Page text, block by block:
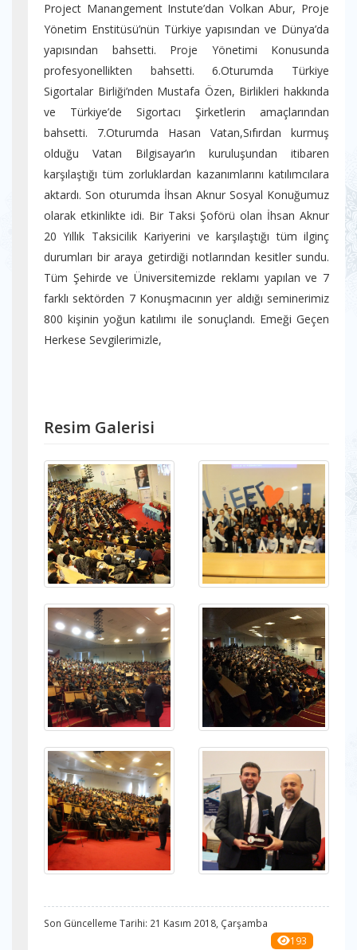
Project Manangement Instute’dan Volkan Abur, Proje
Yönetim Enstitüsü’nün Türkiye yapısından ve Dünya’da
yapısından bahsetti. Proje Yönetimi Konusunda
profesyonellikten bahsetti. 6.Oturumda Türkiye
Sigortalar Birliği’nden Mustafa Özen, Birlikleri hakkında
ve Türkiye’de Sigortacı Şirketlerin amaçlarından
bahsetti. 7.Oturumda Hasan Vatan,Sıfırdan kurmuş
olduğu Vatan Bilgisayar’ın kuruluşundan itibaren
karşılaştığı tüm zorluklardan kazanımlarını katılımcılara
aktardı. Son oturumda İhsan Aknur Sosyal Konuğumuz
olarak etkinlikte idi. Bir Taksi Şoförü olan İhsan Aknur
20 Yıllık Taksicilik Kariyerini ve karşılaştığı tüm ilginç
durumları bir araya getirdiği notlarından kesitler sundu.
Tüm Şehirde ve Üniversitemizde reklamı yapılan ve 7
farklı sektörden 7 Konuşmacının yer aldığı seminerimiz
800 kişinin yoğun katılımı ile sonuçlandı. Emeği Geçen
Herkese Sevgilerimizle,
Resim Galerisi
Son Güncelleme Tarihi: 21 Kasım 2018, Çarşamba
193